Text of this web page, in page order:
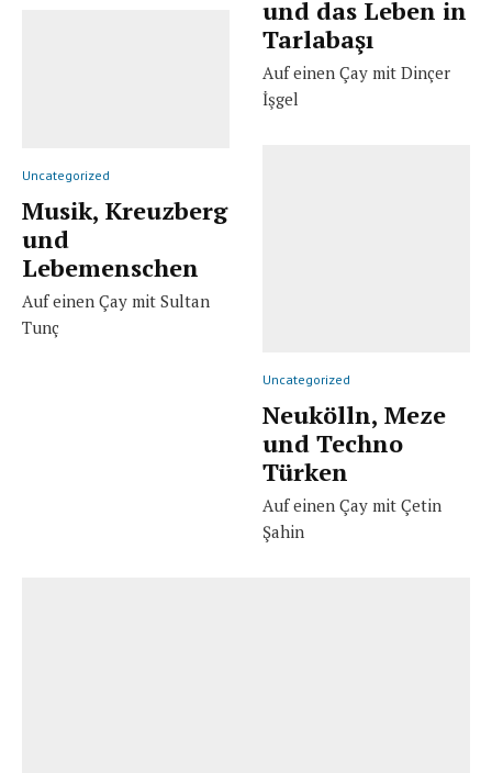
Uncategorized
Musik, Kreuzberg
und
Lebemenschen
Auf einen Çay mit Sultan
Tunç
und das Leben in
Tarlabaşı
Auf einen Çay mit Dinçer
İşgel
Uncategorized
Neukölln, Meze
und Techno
Türken
Auf einen Çay mit Çetin
Şahin